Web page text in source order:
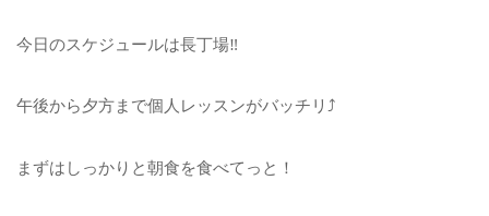
今日のスケジュールは長丁場‼︎
午後から夕方まで個人レッスンがバッチリ⤴︎
まずはしっかりと朝食を食べてっと！